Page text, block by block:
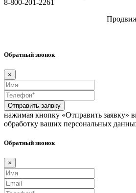
8-800-201-2261
Обратный звонок
×
Отправить заявку
нажимая кнопку «Отправить заявку»
обработку ваших персональных
Обратный звонок
×